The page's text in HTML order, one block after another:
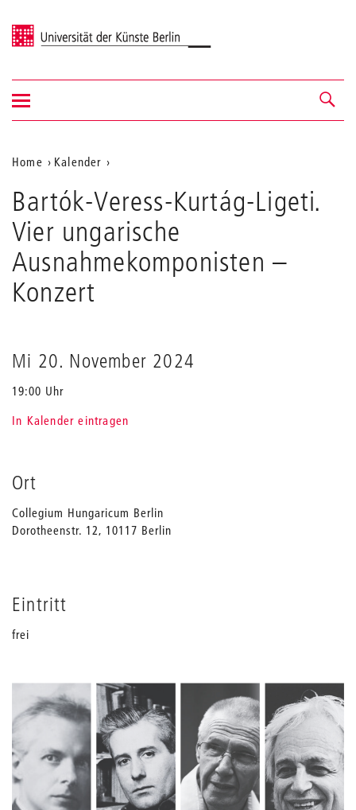
Universität der Künste Berlin
Navigation &
Suche
Navigation
ein-/ausblenden
Aktuelle
Position
auf
der
Webseite
Home
Kalender
Kurtág-
Ligeti.
Vier
ungarische
Ausnahmekomponisten
Bartók-Veress-Kurtág-Ligeti.
Vier ungarische
Ausnahmekomponisten –
Konzert
Mi 20. November 2024
19:00 Uhr
In Kalender eintragen
Ort
Collegium Hungaricum Berlin
Dorotheenstr. 12, 10117 Berlin
Eintritt
frei